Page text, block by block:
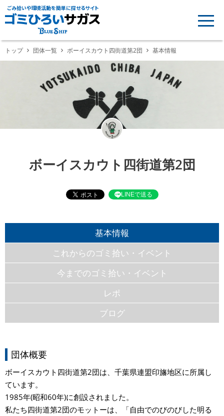
ごみ拾いや環境活動を簡単に探せるサイト
トップ 団体一覧 ボーイスカウト四街道第2団 基本情報
ボーイスカウト四街道第2団
LINEで送る
基本情報
これからのゴミ拾い・イベント
今までのゴミ拾い・イベント
レポ
ブログ
団体概要
ボーイスカウト四街道第2団は、千葉県連盟印旛地区に所属し
ています。
​1985年(昭和60年)に創設されました。
私たち四街道第2団のモットーは、「自由でのびのびした明る